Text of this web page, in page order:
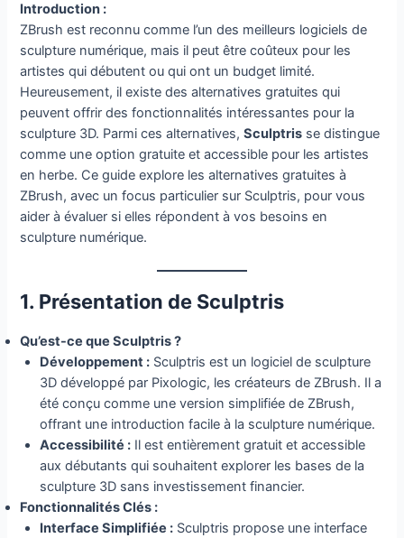
Introduction :
ZBrush est reconnu comme l’un des meilleurs logiciels de
sculpture numérique, mais il peut être coûteux pour les
artistes qui débutent ou qui ont un budget limité.
Heureusement, il existe des alternatives gratuites qui
peuvent offrir des fonctionnalités intéressantes pour la
sculpture 3D. Parmi ces alternatives,Sculptris se distingue
comme une option gratuite et accessible pour les artistes
en herbe. Ce guide explore les alternatives gratuites à
ZBrush, avec un focus particulier sur Sculptris, pour vous
aider à évaluer si elles répondent à vos besoins en
sculpture numérique.
1. Présentation de Sculptris
Qu’est-ce que Sculptris ?
Développement : Sculptris est un logiciel de sculpture
3D développé par Pixologic, les créateurs de ZBrush. Il a
été conçu comme une version simplifiée de ZBrush,
offrant une introduction facile à la sculpture numérique.
Accessibilité : Il est entièrement gratuit et accessible
aux débutants qui souhaitent explorer les bases de la
sculpture 3D sans investissement financier.
Fonctionnalités Clés :
Interface Simplifiée : Sculptris propose une interface